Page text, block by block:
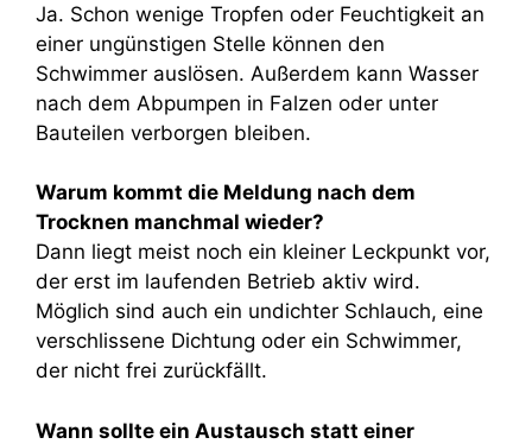
Ja. Schon wenige Tropfen oder Feuchtigkeit an
einer ungünstigen Stelle können den
Schwimmer auslösen. Außerdem kann Wasser
nach dem Abpumpen in Falzen oder unter
Bauteilen verborgen bleiben.
Warum kommt die Meldung nach dem
Trocknen manchmal wieder?
Dann liegt meist noch ein kleiner Leckpunkt vor,
der erst im laufenden Betrieb aktiv wird.
Möglich sind auch ein undichter Schlauch, eine
verschlissene Dichtung oder ein Schwimmer,
der nicht frei zurückfällt.
Wann sollte ein Austausch statt einer